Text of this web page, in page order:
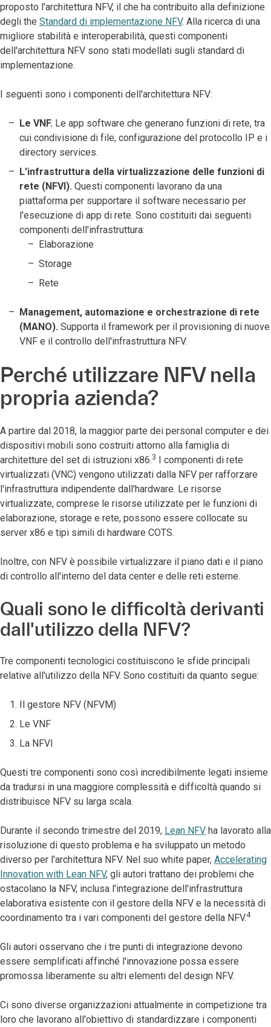
proposto l'architettura NFV, il che ha contribuito alla definizione
degli the Standard di implementazione NFV. Alla ricerca di una
migliore stabilità e interoperabilità, questi componenti
dell'architettura NFV sono stati modellati sugli standard di
implementazione.
I seguenti sono i componenti dell'architettura NFV:
Le VNF. Le app software che generano funzioni di rete, tra
cui condivisione di file, configurazione del protocollo IP e i
directory services.
L'infrastruttura della virtualizzazione delle funzioni di
rete (NFVI). Questi componenti lavorano da una
piattaforma per supportare il software necessario per
l'esecuzione di app di rete. Sono costituiti dai seguenti
componenti dell'infrastruttura:
Elaborazione
Storage
Rete
Management, automazione e orchestrazione di rete
(MANO). Supporta il framework per il provisioning di nuove
VNF e il controllo dell'infrastruttura NFV.
Perché utilizzare NFV nella
propria azienda?
A partire dal 2018, la maggior parte dei personal computer e dei
dispositivi mobili sono costruiti attorno alla famiglia di
architetture del set di istruzioni x86.3 I componenti di rete
virtualizzati (VNC) vengono utilizzati dalla NFV per rafforzare
l'infrastruttura indipendente dall'hardware. Le risorse
virtualizzate, comprese le risorse utilizzate per le funzioni di
elaborazione, storage e rete, possono essere collocate su
server x86 e tipi simili di hardware COTS.
Inoltre, con NFV è possibile virtualizzare il piano dati e il piano
di controllo all'interno del data center e delle reti esterne.
Quali sono le difficoltà derivanti
dall'utilizzo della NFV?
Tre componenti tecnologici costituiscono le sfide principali
relative all'utilizzo della NFV. Sono costituiti da quanto segue:
Il gestore NFV (NFVM)
Le VNF
La NFVI
Questi tre componenti sono così incredibilmente legati insieme
da tradursi in una maggiore complessità e difficoltà quando si
distribuisce NFV su larga scala.
Durante il secondo trimestre del 2019, Lean NFV ha lavorato alla
risoluzione di questo problema e ha sviluppato un metodo
diverso per l'architettura NFV. Nel suo white paper, Accelerating
Innovation with Lean NFV, gli autori trattano dei problemi che
ostacolano la NFV, inclusa l'integrazione dell'infrastruttura
elaborativa esistente con il gestore della NFV e la necessità di
coordinamento tra i vari componenti del gestore della NFV.4
Gli autori osservano che i tre punti di integrazione devono
essere semplificati affinché l'innovazione possa essere
promossa liberamente su altri elementi del design NFV.
Ci sono diverse organizzazioni attualmente in competizione tra
loro che lavorano all'obiettivo di standardizzare i componenti